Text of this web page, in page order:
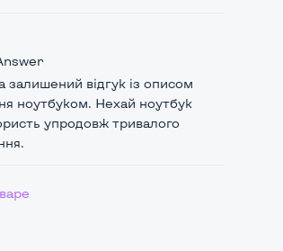
відгук із описом
ноутбуком. Нехай ноутбук
упродовж тривалого